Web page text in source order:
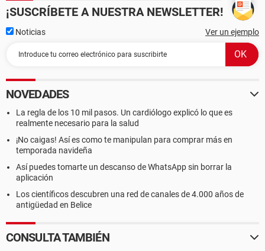
¡SUSCRÍBETE A NUESTRA NEWSLETTER!
Noticias Ver un ejemplo
NOVEDADES
La regla de los 10 mil pasos. Un cardiólogo explicó lo que es
realmente necesario para la salud
¡No caigas! Así es como te manipulan para comprar más en
temporada navideña
Así puedes tomarte un descanso de WhatsApp sin borrar la
aplicación
Los científicos descubren una red de canales de 4.000 años de
antigüedad en Belice
CONSULTA TAMBIÉN